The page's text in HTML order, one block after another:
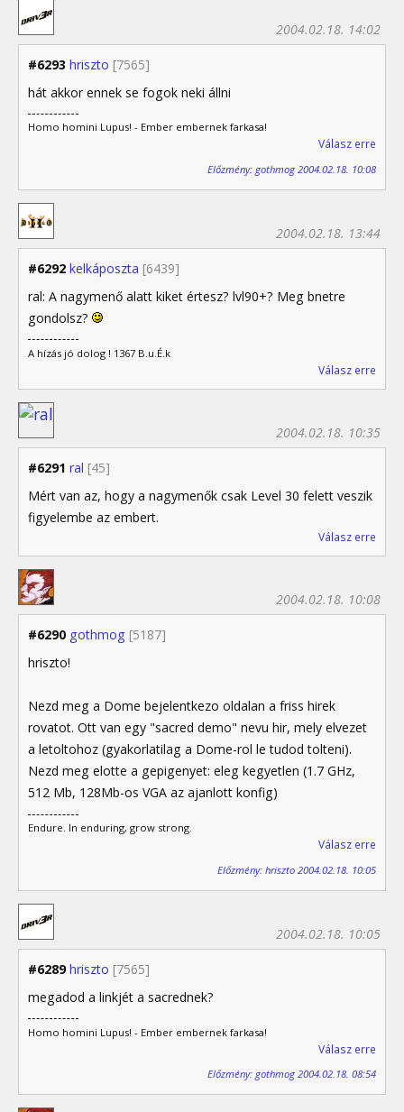
#6293 hriszto [7565]
2004.02.18. 14:02
hát akkor ennek se fogok neki állni
Homo homini Lupus! - Ember embernek farkasa!
Válasz erre
Előzmény: gothmog 2004.02.18. 10:08
#6292 kelkáposzta [6439]
2004.02.18. 13:44
ral: A nagymenő alatt kiket értesz? lvl90+? Meg bnetre
gondolsz?
A hízás jó dolog ! 1367 B.u.É.k
Válasz erre
#6291 ral [45]
2004.02.18. 10:35
Mért van az, hogy a nagymenők csak Level 30 felett veszik
figyelembe az embert.
Válasz erre
#6290 gothmog [5187]
2004.02.18. 10:08
hriszto!
Nezd meg a Dome bejelentkezo oldalan a friss hirek
rovatot. Ott van egy "sacred demo" nevu hir, mely elvezet
a letoltohoz (gyakorlatilag a Dome-rol le tudod tolteni).
Nezd meg elotte a gepigenyet: eleg kegyetlen (1.7 GHz,
512 Mb, 128Mb-os VGA az ajanlott konfig)
Endure. In enduring, grow strong.
Válasz erre
Előzmény: hriszto 2004.02.18. 10:05
#6289 hriszto [7565]
2004.02.18. 10:05
megadod a linkjét a sacrednek?
Homo homini Lupus! - Ember embernek farkasa!
Válasz erre
Előzmény: gothmog 2004.02.18. 08:54